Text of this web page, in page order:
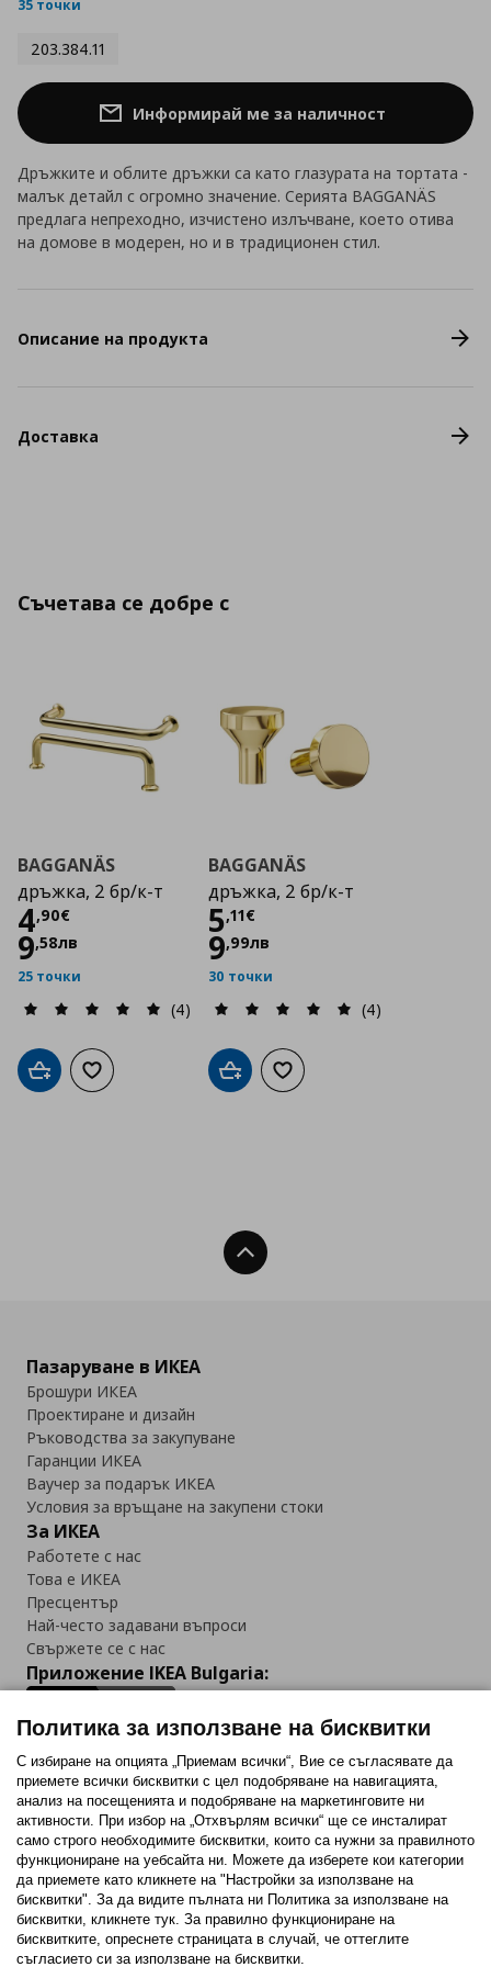
35 точки
203.384.11
Информирай ме за наличност
Дръжките и облите дръжки са като глазурата на тортата -
малък детайл с огромно значение. Серията BAGGANÄS
предлага непреходно, изчистено излъчване, което отива
на домове в модерен, но и в традиционен стил.
Описание на продукта
Доставка
Съчетава се добре с
BAGGANÄS
дръжка, 2 бр/к-т
4,90€
Цена
9,58лв
25 точки
(4)
Добави в кошницата
Добави към списъка с любими
BAGGANÄS
дръжка, 2 бр/к-т
5,11€
Цена
9,99лв
30 точки
(4)
Добави в кошницата
Добави към списъка с
Нагоре
Пазаруване в ИКЕА
Брошури ИКЕА
Проектиране и дизайн
Ръководства за закупуване
Гаранции ИКЕА
Ваучер за подарък ИКЕА
Условия за връщане на закупени стоки
За ИКЕА
Работете с нас
Това е ИКЕА
Пресцентър
Най-често задавани въпроси
Свържете се с нас
Приложение IKEA Bulgaria:
Последвайте ни:
FacebookTwitterYoutubePinterestInstagram
Политика за използване на бисквитки
С избиране на опцията „Приемам всички“, Вие се съгласявате да
приемете всички бисквитки с цел подобряване на навигацията,
анализ на посещенията и подобряване на маркетинговите ни
активности. При избор на „Отхвърлям всички“ ще се инсталират
само строго необходимитe бисквитки, които са нужни за правилното
функциониране на уебсайта ни. Можете да изберете кои категории
да приемете като кликнете на "Настройки за използване на
бисквитки". За да видите пълната ни Политика за използване на
бисквитки, кликнете тук. За правилно функциониране на
бисквитките, опреснете страницата в случай, че оттеглите
съгласието си за използване на бисквитки.